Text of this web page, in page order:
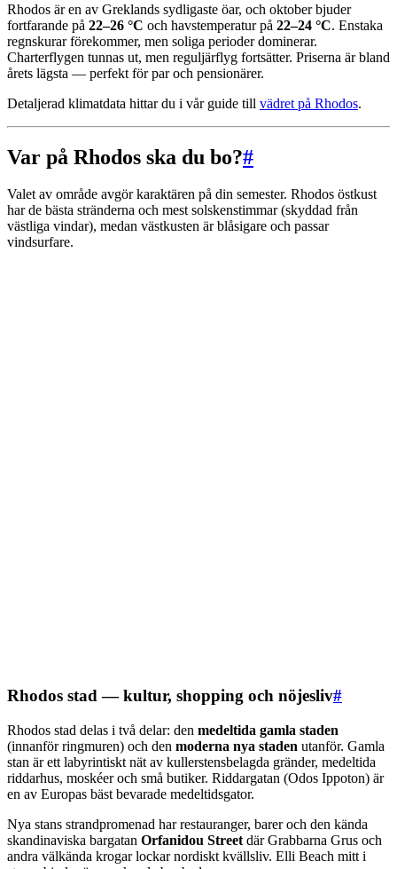
Rhodos är en av Greklands sydligaste öar, och oktober bjuder
fortfarande på 22–26 °C och havstemperatur på 22–24 °C. Enstaka
regnskurar förekommer, men soliga perioder dominerar.
Charterflygen tunnas ut, men reguljärflyg fortsätter. Priserna är bland
årets lägsta — perfekt för par och pensionärer.
Detaljerad klimatdata hittar du i vår guide till vädret på Rhodos.
Var på Rhodos ska du bo?#
Valet av område avgör karaktären på din semester. Rhodos östkust
har de bästa stränderna och mest solskenstimmar (skyddad från
västliga vindar), medan västkusten är blåsigare och passar
vindsurfare.
Rhodos stad — kultur, shopping och nöjesliv#
Rhodos stad delas i två delar: den medeltida gamla staden
(innanför ringmuren) och den moderna nya staden utanför. Gamla
stan är ett labyrintiskt nät av kullerstensbelagda gränder, medeltida
riddarhus, moskéer och små butiker. Riddargatan (Odos Ippoton) är
en av Europas bäst bevarade medeltidsgator.
Nya stans strandpromenad har restauranger, barer och den kända
skandinaviska bargatan Orfanidou Street där Grabbarna Grus och
andra välkända krogar lockar nordiskt kvällsliv. Elli Beach mitt i